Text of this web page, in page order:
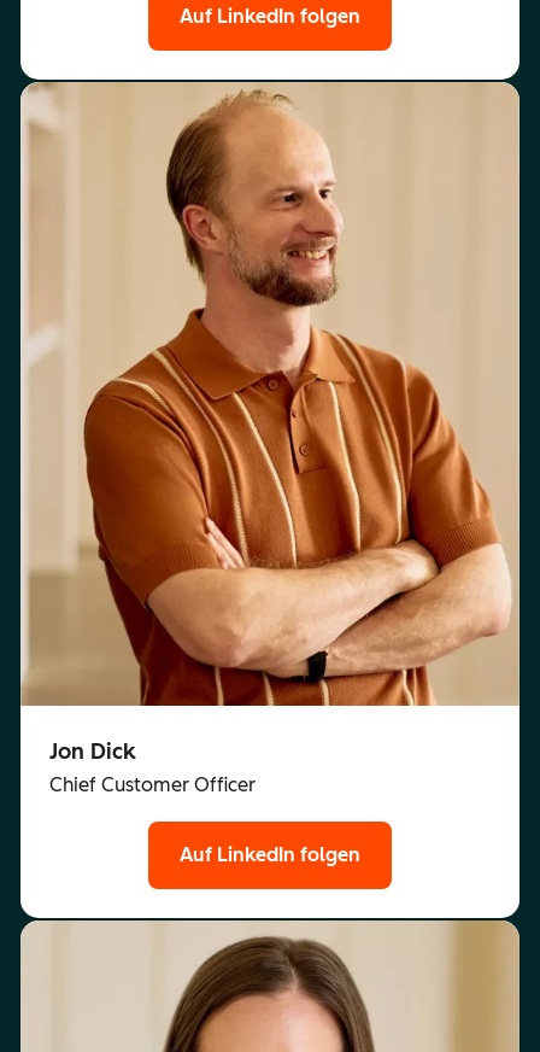
Auf LinkedIn folgen
Jon Dick
Chief Customer Officer
Auf LinkedIn folgen